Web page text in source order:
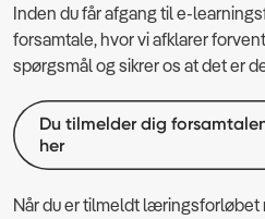
Inden du får afgang til e-
forsamtale, hvor vi afklarer
spørgsmål og sikrer os at det er
Du tilmelder dig
her
Når du er tilmeldt læringsforløbet